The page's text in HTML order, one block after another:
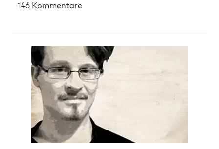
146 Kommentare